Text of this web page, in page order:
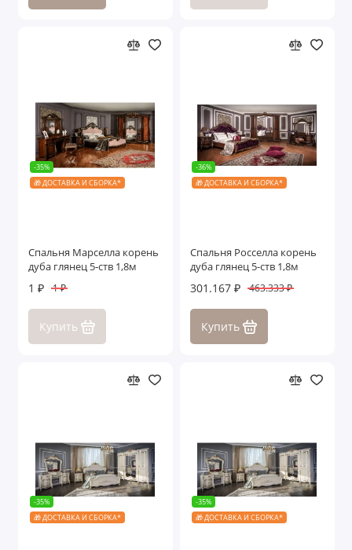
-35%
🎁 ДОСТАВКА И СБОРКА*
Спальня Марселла корень
дуба глянец 5-ств 1,8м
1 ₽ 1 ₽
Купить
-36%
🎁 ДОСТАВКА И СБОРКА*
Спальня Росселла корень
дуба глянец 5-ств 1,8м
301.167 ₽ 463.333 ₽
Купить
-35%
🎁 ДОСТАВКА И СБОРКА*
-35%
🎁 ДОСТАВКА И СБОРКА*